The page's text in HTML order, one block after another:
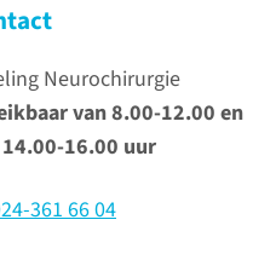
Neurochirurgie
van 8.00-12.00 en
16.00 uur
361 66 04